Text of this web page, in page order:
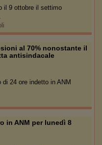
il 9 ottobre il settimo
al 70% nonostante il
antisindacale
di 24 ore indetto in ANM
in ANM per lunedì 8